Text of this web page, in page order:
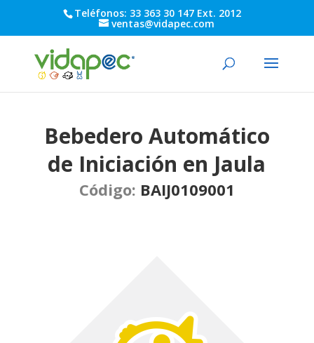
Teléfonos: 33 363 30 147 Ext. 2012
ventas@vidapec.com
Bebedero Automático
de Iniciación en Jaula
Código: BAIJ0109001